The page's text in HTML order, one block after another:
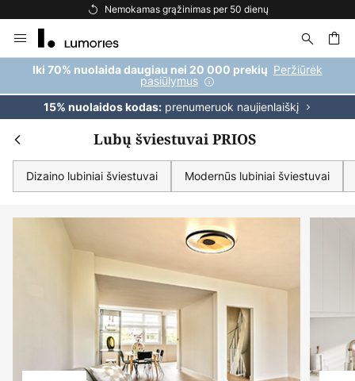
Nemokamas pristatymas užsakymams, viršijantiems 69 €
to
Content
Iki 70% nuolaida daugiau nei 20 000 prekių Peržiūrėk
pasiūlymus
15% nuolaidos kodas:prenumeruok naujienlaiškį
Lubų šviestuvai PRIOS
Dizaino lubiniai šviestuvai Modernūs lubiniai šviestuvai